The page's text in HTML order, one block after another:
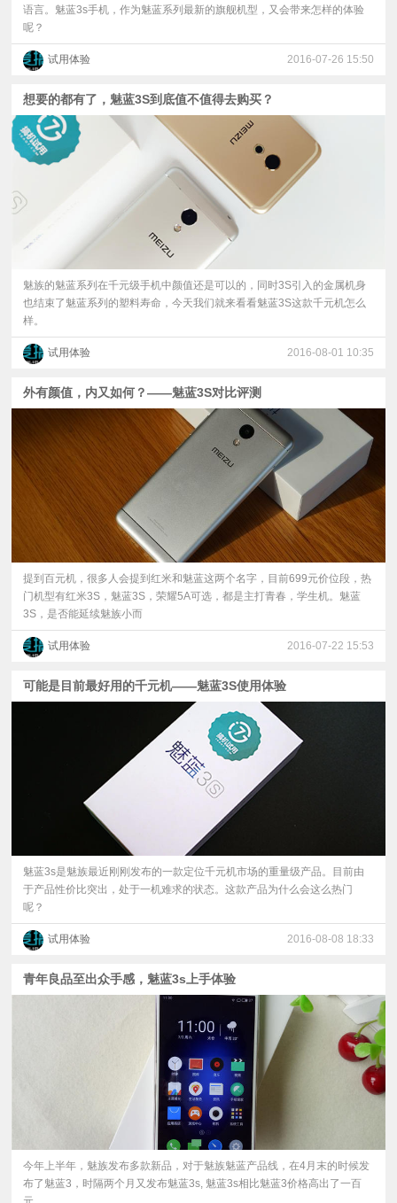
语言。魅蓝3s手机，作为魅蓝系列最新的旗舰机型，又会带来怎样的体验
呢？
试用体验 2016-07-26 15:50
想要的都有了，魅蓝3S到底值不值得去购买？
魅族的魅蓝系列在千元级手机中颜值还是可以的，同时3S引入的金属机身
也结束了魅蓝系列的塑料寿命，今天我们就来看看魅蓝3S这款千元机怎么
样。
试用体验 2016-08-01 10:35
外有颜值，内又如何？——魅蓝3S对比评测
提到百元机，很多人会提到红米和魅蓝这两个名字，目前699元价位段，热
门机型有红米3S，魅蓝3S，荣耀5A可选，都是主打青春，学生机。魅蓝
3S，是否能延续魅族小而
试用体验 2016-07-22 15:53
可能是目前最好用的千元机——魅蓝3S使用体验
魅蓝3s是魅族最近刚刚发布的一款定位千元机市场的重量级产品。目前由
于产品性价比突出，处于一机难求的状态。这款产品为什么会这么热门
呢？
试用体验 2016-08-08 18:33
青年良品至出众手感，魅蓝3s上手体验
今年上半年，魅族发布多款新品，对于魅族魅蓝产品线，在4月末的时候发
布了魅蓝3，时隔两个月又发布魅蓝3s, 魅蓝3s相比魅蓝3价格高出了一百